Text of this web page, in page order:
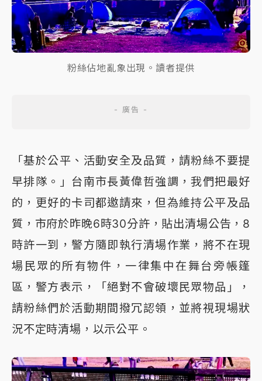
粉絲佔地亂象出現。讀者提供
「基於公平、活動安全及品質，請粉絲不要提
早排隊。」台南市長黃偉哲強調，我們把最好
的，更好的卡司都邀請來，但為維持公平及品
質，市府於昨晚6時30分許，貼出清場公告，8
時許一到，警方隨即執行清場作業，將不在現
場民眾的所有物件，一律集中在舞台旁帳篷
區，警方表示，「絕對不會破壞民眾物品」，
請粉絲們於活動期間撥冗認領，並將視現場狀
況不定時清場，以示公平。